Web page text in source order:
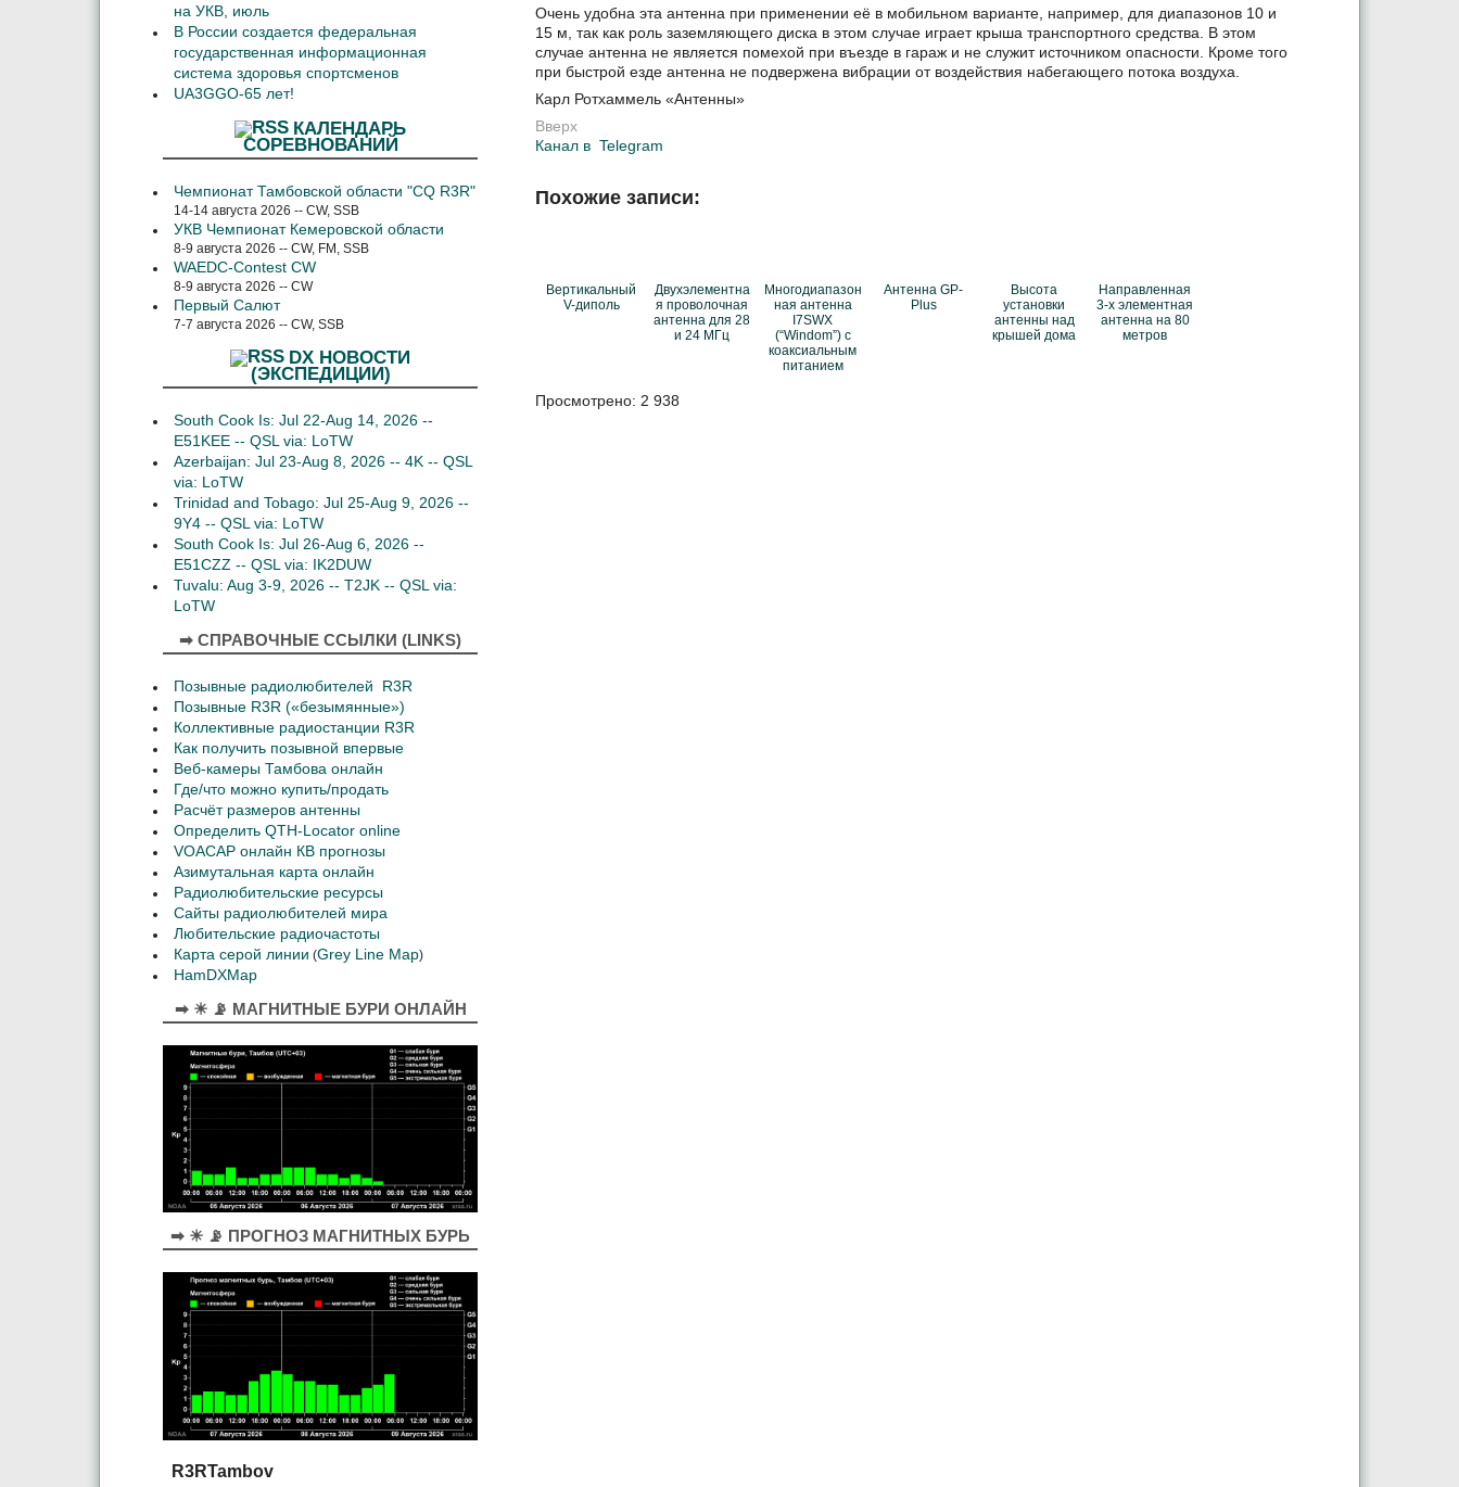
Очень удобна эта антенна при применении её в мобильном варианте, например, для диапазонов 10 и
15 м, так как роль заземляющего диска в этом случае играет крыша транспортного средства. В этом
случае антенна не является помехой при въезде в гараж и не служит источником опасности. Кроме того
при быстрой езде антенна не подвержена вибрации от воздействия набегающего потока воздуха.
Карл Ротхаммель «Антенны»
Вверх
Канал в Telegram
Похожие записи:
Вертикальный
V-диполь
Двухэлементна
я проволочная
антенна для 28
и 24 МГц
Многодиапазон
ная антенна
I7SWX
(“Windom”) с
коаксиальным
питанием
Антенна GP-
Plus
Высота
установки
антенны над
крышей дома
Направленная
3-х элементная
антенна на 80
метров
Просмотрено:2 938
на УКВ, июль
В России создается федеральная
государственная информационная
система здоровья спортсменов
UA3GGO-65 лет!
КАЛЕНДАРЬ
СОРЕВНОВАНИЙ
Чемпионат Тамбовской области "CQ R3R"
14-14 августа 2026 -- CW, SSB
УКВ Чемпионат Кемеровской области
8-9 августа 2026 -- CW, FM, SSB
WAEDC-Contest CW
8-9 августа 2026 -- CW
Первый Салют
7-7 августа 2026 -- CW, SSB
DX НОВОСТИ
(ЭКСПЕДИЦИИ)
South Cook Is: Jul 22-Aug 14, 2026 --
E51KEE -- QSL via: LoTW
Azerbaijan: Jul 23-Aug 8, 2026 -- 4K -- QSL
via: LoTW
Trinidad and Tobago: Jul 25-Aug 9, 2026 --
9Y4 -- QSL via: LoTW
South Cook Is: Jul 26-Aug 6, 2026 --
E51CZZ -- QSL via: IK2DUW
Tuvalu: Aug 3-9, 2026 -- T2JK -- QSL via:
LoTW
➡ СПРАВОЧНЫЕ ССЫЛКИ (LINKS)
Позывные радиолюбителей R3R
Позывные R3R («безымянные»)
Коллективные радиостанции R3R
Как получить позывной впервые
Веб-камеры Тамбова онлайн
Где/что можно купить/продать
Расчёт размеров антенны
Определить QTH-Locator online
VOACAP онлайн КВ прогнозы
Азимутальная карта онлайн
Радиолюбительские ресурсы
Сайты радиолюбителей мира
Любительские радиочастоты
Карта серой линии (Grey Line Map)
HamDXMap
➡ ☀ 📡 МАГНИТНЫЕ БУРИ ОНЛАЙН
➡ ☀ 📡 ПРОГНОЗ МАГНИТНЫХ БУРЬ
R3RTambov